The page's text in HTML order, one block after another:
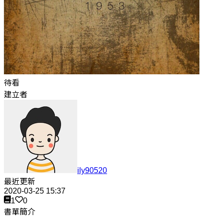
待看
建立者
ily90520
最近更新
2020-03-25 15:37
1
0
書單簡介